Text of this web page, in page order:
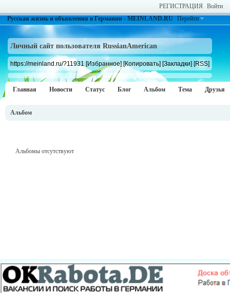
РЕГИСТРАЦИЯ Войти
Русская жизнь и объявления в Германии - MEINLAND.RU Перейти
Личный сайт пользователя RussianAmerican
https://meinland.ru/?11931 [Избранное] [Копировать] [Закладки] [RSS]
Главная Новости Статус Блог Альбом Тема Друзья
Альбом
Альбомы отсутствуют